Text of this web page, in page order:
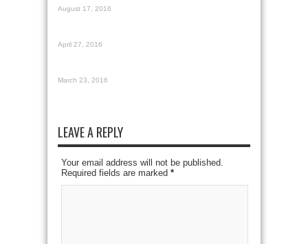
August 17, 2016
April 27, 2016
March 23, 2016
LEAVE A REPLY
Your email address will not be published.
Required fields are marked *